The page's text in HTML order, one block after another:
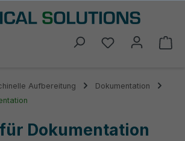
Du hast 0
Aufbereitung
Dokumentation
Dokumentation